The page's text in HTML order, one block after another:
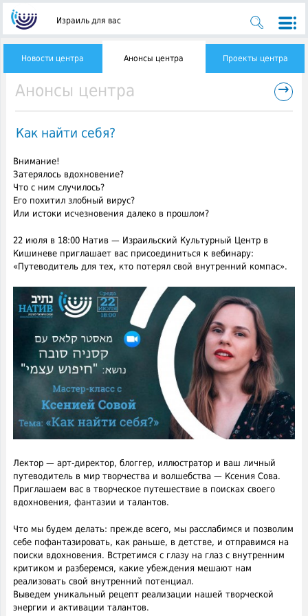
Израиль для вас
Новости центра Анонсы центра Проекты центра
Анонсы центра →
Как найти себя?
Внимание!
Затерялось вдохновение?
Что с ним случилось?
Его похитил злобный вирус?
Или истоки исчезновения далеко в прошлом?
22 июля в 18:00 Натив — Израильский Культурный Центр в
Кишиневе приглашает вас присоединиться к вебинару:
«Путеводитель для тех, кто потерял свой внутренний компас».
Лектор — арт-директор, блоггер, иллюстратор и ваш личный
путеводитель в мир творчества и волшебства — Ксения Сова.
Приглашаем вас в творческое путешествие в поисках своего
вдохновения, фантазии и талантов.
Что мы будем делать: прежде всего, мы расслабимся и позволим
себе пофантазировать, как раньше, в детстве, и отправимся на
поиски вдохновения. Встретимся с глазу на глаз с внутренним
критиком и разберемся, какие убеждения мешают нам
реализовать свой внутренний потенциал.
Выведем уникальный рецепт реализации нашей творческой
энергии и активации талантов.